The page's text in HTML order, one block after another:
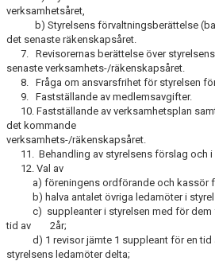
verksamhetsåret,
b) Styrelsens förvaltningsberättelse
det se­naste räkenskapsåret.
7. Revisorernas berättelse över
senaste verk­samhets-/räkenskapsåret.
8. Fråga om ansvarsfrihet för styrelsen för
9. Fastställande av medlemsavgifter.
10. Fastställande av verksamhetsplan
det kommande
verksamhets-/räkenskapsåret.
11. Behandling av styrelsens förslag och i
12. Val av
a) föreningens ordförande och kassör
b) halva antalet övriga ledamöter i
c) suppleanter i styrelsen med för dem
tid av 2år;
d) 1 revisor jämte 1 suppleant för en tid
styrel­sens ledamöter delta;